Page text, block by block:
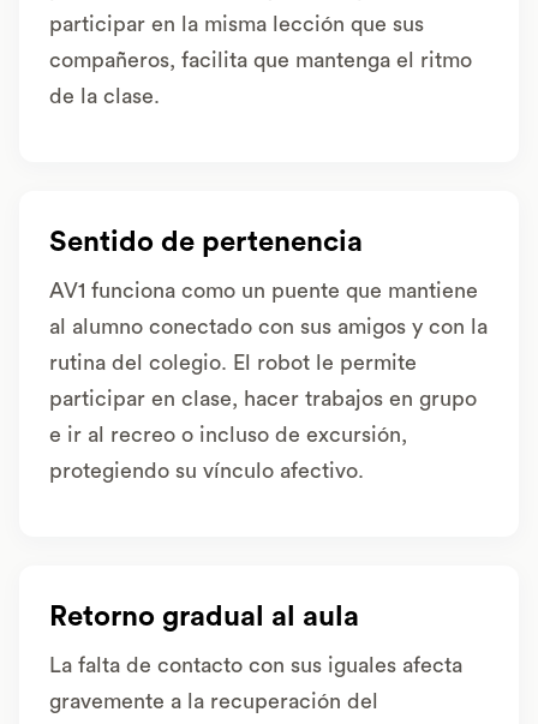
participar en la misma lección que sus
compañeros, facilita que mantenga el ritmo
de la clase.
Sentido de pertenencia
AV1 funciona como un puente que mantiene
al alumno conectado con sus amigos y con la
rutina del colegio. El robot le permite
participar en clase, hacer trabajos en grupo
e ir al recreo o incluso de excursión,
protegiendo su vínculo afectivo.
Retorno gradual al aula
La falta de contacto con sus iguales afecta
gravemente a la recuperación del